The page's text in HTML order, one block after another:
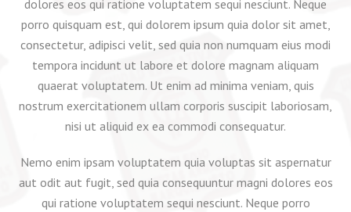
dolores eos qui ratione voluptatem sequi nesciunt. Neque
porro quisquam est, qui dolorem ipsum quia dolor sit amet,
consectetur, adipisci velit, sed quia non numquam eius modi
tempora incidunt ut labore et dolore magnam aliquam
quaerat voluptatem. Ut enim ad minima veniam, quis
nostrum exercitationem ullam corporis suscipit laboriosam,
nisi ut aliquid ex ea commodi consequatur.
Nemo enim ipsam voluptatem quia voluptas sit aspernatur
aut odit aut fugit, sed quia consequuntur magni dolores eos
qui ratione voluptatem sequi nesciunt. Neque porro